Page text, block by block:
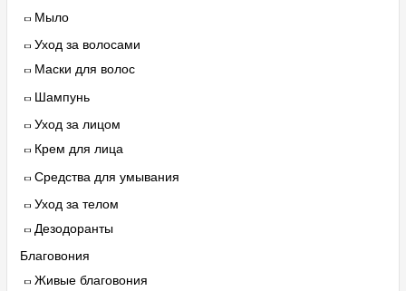
Мыло
Уход за волосами
Маски для волос
Шампунь
Уход за лицом
Крем для лица
Средства для умывания
Уход за телом
Дезодоранты
Благовония
Живые благовония